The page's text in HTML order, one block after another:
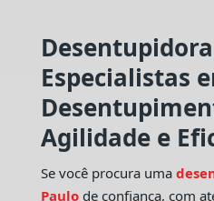
Especialistas
Agilidade e
Se você procura uma
Paulo de confiança, com